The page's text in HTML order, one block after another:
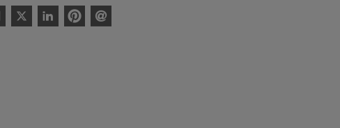
Twitter
LinkedinPinterestEnvoyer